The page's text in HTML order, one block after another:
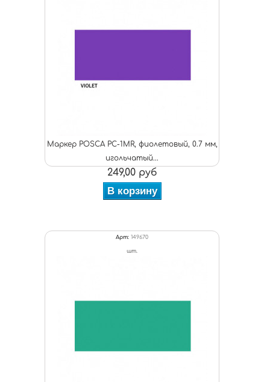
Маркер POSCA PC-1MR, фиолетовый, 0.7 мм,
игольчатый...
249,00 руб
В корзину
Арт: 149670
шт.